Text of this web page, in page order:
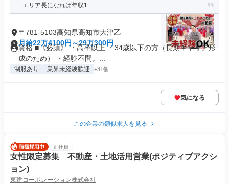
エリア長になれば年収1...
〒781-5103高知県高知市大津乙
月給22万4100円～29万300円
資格 ■《必須》 ・高卒以上 ・34歳以下の方（長期キャリア形
成のため） ・経験不問。...
制服あり 業界未経験歓迎 +31個
気になる
この企業の類似求人を見る
正社員
女性限定募集 不動産・土地活用営業(ポジティブアクシ
ョン)
東建コーポレーション株式会社